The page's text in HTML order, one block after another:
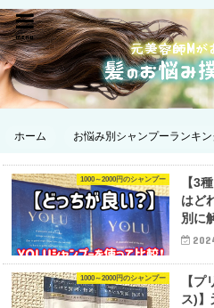
menu
ホーム お悩み別シャンプーランキン
1000～2000円のシャンプー
【3
はど
別に
1000～2000円のシャンプー
【
ス)